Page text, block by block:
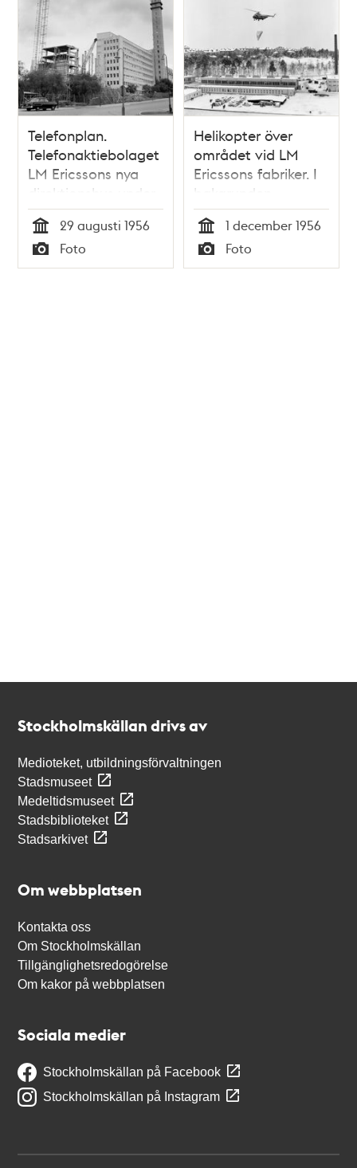
Telefonplan.
Telefonaktiebolaget
LM Ericssons nya
direktionshus under
byggnad.
Tid
29 augusti 1956
Typ
Foto
Helikopter över
området vid LM
Ericssons fabriker. I
bakgrunden
kvarteren
Lineotypen,
Stilgjutaren och
Ombytaren.
Tid
1 december 1956
Typ
Foto
Stockholmskällan drivs av
Medioteket, utbildningsförvaltningen
Stadsmuseet
Medeltidsmuseet
Stadsbiblioteket
Stadsarkivet
Om webbplatsen
Kontakta oss
Om Stockholmskällan
Tillgänglighetsredogörelse
Om kakor på webbplatsen
Sociala medier
Stockholmskällan på Facebook
Stockholmskällan på Instagram